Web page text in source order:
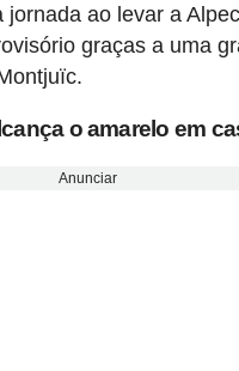
jornada ao levar a
graças a uma
o amarelo em
Anunciar